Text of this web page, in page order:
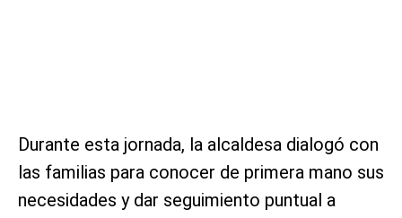
Durante esta jornada, la alcaldesa dialogó con
las familias para conocer de primera mano sus
necesidades y dar seguimiento puntual a